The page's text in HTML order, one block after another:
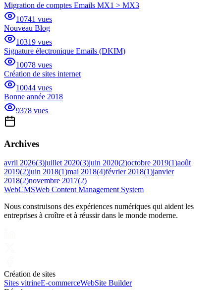
Migration de comptes Emails MX1 > MX3
10741 vues
Nouveau Blog
10319 vues
Signature électronique Emails (DKIM)
10078 vues
Création de sites internet
10044 vues
Bonne année 2018
9378 vues
Archives
avril 2026(3)juillet 2020(3)juin 2020(2)octobre 2019(1)août
2019(2)juin 2018(1)mai 2018(4)février 2018(1)janvier
2018(2)novembre 2017(2)
WebCMSWeb Content Management System
Nous construisons des expériences numériques qui aident les
entreprises à croître et à réussir dans le monde moderne.
Création de sites
Sites vitrineE-commerceWebSite Builder